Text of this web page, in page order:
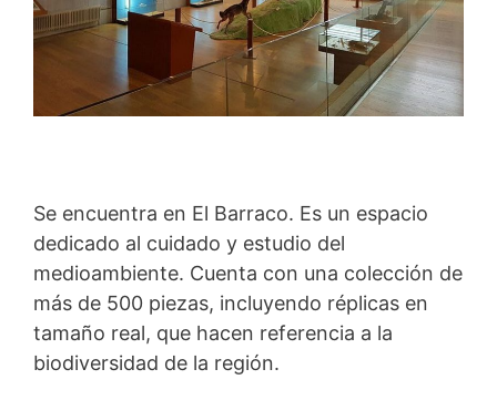
Se encuentra en El Barraco. Es un espacio
dedicado al cuidado y estudio del
medioambiente. Cuenta con una colección de
más de 500 piezas, incluyendo réplicas en
tamaño real, que hacen referencia a la
biodiversidad de la región.